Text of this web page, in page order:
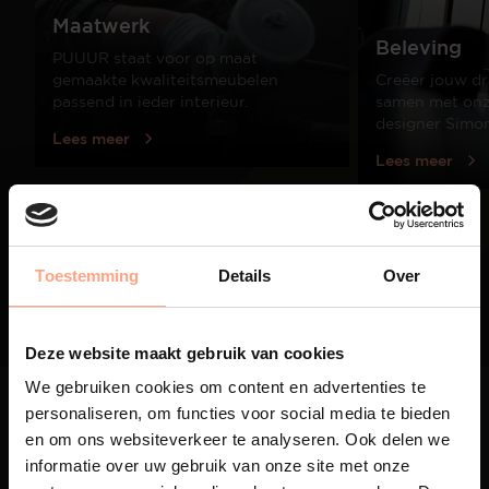
Toestemming Details Over
Deze website maakt gebruik van cookies
We gebruiken cookies om content en advertenties te
personaliseren, om functies voor social media te bieden
en om ons websiteverkeer te analyseren. Ook delen we
informatie over uw gebruik van onze site met onze
Maatwerk
PUUUR staat voor op maat
gemaakte kwaliteitsmeubelen
passend in ieder interieur.
Lees meer
Beleving
Creëer jouw
samen met
designer
Lees meer